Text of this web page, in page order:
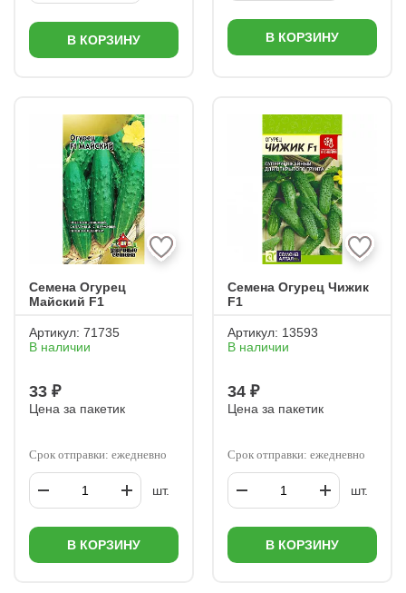
В КОРЗИНУ В КОРЗИНУ
Семена Огурец
Майский F1
Артикул: 71735
В наличии
33 ₽
Цена за пакетик
Срок отправки: ежедневно
шт.
В КОРЗИНУ
Семена Огурец Чижик
F1
Артикул: 13593
В наличии
34 ₽
Цена за пакетик
Срок отправки: ежедневно
шт.
В КОРЗИНУ